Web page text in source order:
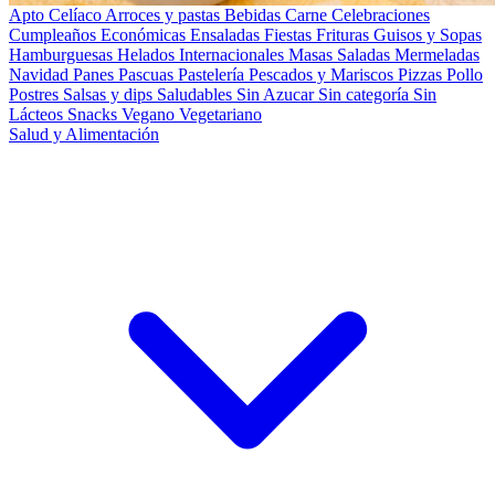
Apto Celíaco Arroces y pastas Bebidas Carne Celebraciones
Cumpleaños Económicas Ensaladas Fiestas Frituras Guisos y Sopas
Hamburguesas Helados Internacionales Masas Saladas Mermeladas
Navidad Panes Pascuas Pastelería Pescados y Mariscos Pizzas Pollo
Postres Salsas y dips Saludables Sin Azucar Sin categoría Sin
Lácteos Snacks Vegano Vegetariano
Salud y Alimentación